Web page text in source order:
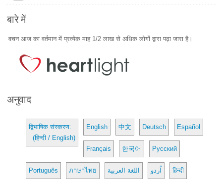
बारे में
वचन आज का वर्तमान में प्रत्येक माह 1/2 लाख से अधिक लोगों द्वारा पढ़ा जारा है।
अनुवाद
द्विभाषिक संस्करण:
(हिन्दी / English)
English 中文 Deutsch Español
Français 한국어 Русский
Português ภาษาไทย اللغة العربية اُردو हिन्दी